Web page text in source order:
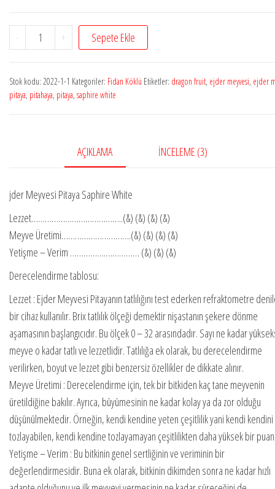
-
Pitaya
Saphire
1
Adet
+ Sepete Ekle
Stok kodu: 2022-1-1 Kategoriler: Fidan Köklü Etiketler: dragon fruit, ejder meyvesi, ejder
pitaya, pitahaya, pitaya, saphire white
AÇIKLAMA İNCELEME (3)
jder Meyvesi Pitaya Saphire White
Lezzet…………………………………..(&) (&) (&) (&)
Meyve Üretimi………………………….(&) (&) (&) (&)
Yetişme – Verim …………….…………… (&) (&) (&)
Derecelendirme tablosu:
Lezzet : Ejder Meyvesi Pitayanın tatlılığını test ederken refraktometre
bir cihaz kullanılır. Brix tatlılık ölçeği demektir nişastanın şekere dönme
aşamasının başlangıcıdır. Bu ölçek 0 – 32 arasındadır. Sayı ne kadar
meyve o kadar tatlı ve lezzetlidir. Tatlılığa ek olarak, bu derecelendirme
verilirken, boyut ve lezzet gibi benzersiz özellikler de dikkate alınır.
Meyve Üretimi : Derecelendirme için, tek bir bitkiden kaç tane meyvenin
üretildiğine bakılır. Ayrıca, büyümesinin ne kadar kolay ya da zor olduğu
düşünülmektedir. Örneğin, kendi kendine yeten çeşitlilik yani kendi kendini
tozlayabilen, kendi kendine tozlayamayan çeşitlilikten daha yüksek bir puan
Yetişme – Verim : Bu bitkinin genel sertliğinin ve veriminin bir
değerlendirmesidir. Buna ek olarak, bitkinin dikimden sonra ne kadar hızlı